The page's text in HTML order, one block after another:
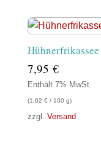
Hühnerfrikassee
7,95 €
Enthält 7% MwSt.
(1,62 €/ 100 g)
zzgl. Versand